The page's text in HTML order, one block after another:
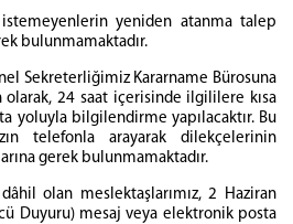
yeniden atanma talep
bulunmamaktadır.
Sekreterliğimiz Kararname Bürosuna
olarak, 24 saat içerisinde ilgililere kısa
yoluyla bilgilendirme yapılacaktır. Bu
telefonla arayarak dilekçelerinin
gerek bulunmamaktadır.
olan meslektaşlarımız, 2 Haziran
Duyuru) mesaj veya elektronik posta